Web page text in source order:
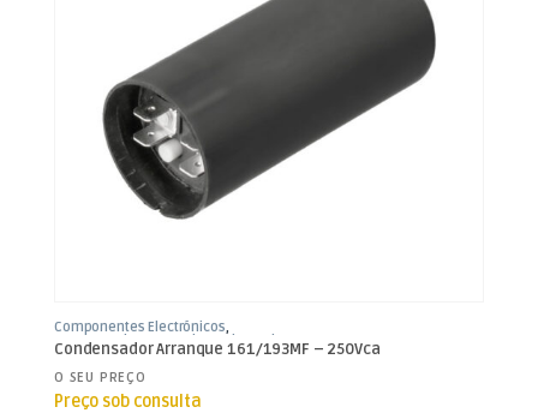
Componentes Electrónicos,
Condensadores
,Condensadores de
Arranque
Condensador Arranque 161/193MF – 250Vca
O SEU PREÇO
Preço sob consulta